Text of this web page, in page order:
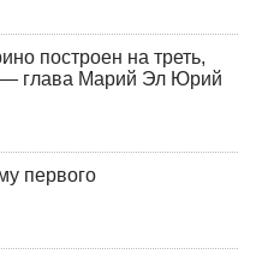
построен на треть,
глава Марий Эл Юрий
первого